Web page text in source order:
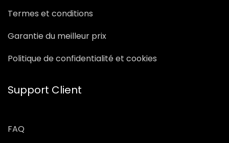
Termes et conditions
Garantie du meilleur prix
Politique de confidentialité et cookies
Support Client
FAQ